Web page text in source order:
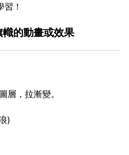
！
的動畫或效果
，拉漸變。
)